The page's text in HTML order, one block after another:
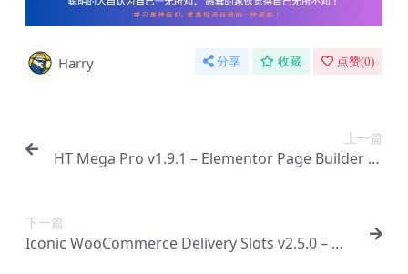
Harry 分享 收藏 点赞(0)
上一篇
HT Mega Pro v1.9.1 – Elementor Page Builder 的
下一篇
Iconic WooCommerce Delivery Slots v2.5.0 – 送